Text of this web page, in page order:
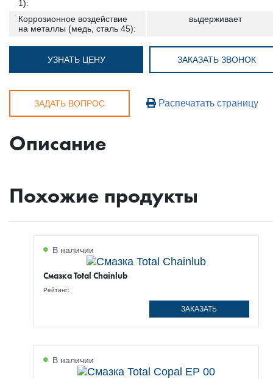
1):
Коррозионное воздействие
на металлы (медь, сталь 45):
выдерживает
УЗНАТЬ ЦЕНУ ЗАКАЗАТЬ ЗВОНОК
ЗАДАТЬ ВОПРОС Распечатать страницу
Описание
Похожие продукты
В наличии
Смазка Total Chainlub
Рейтинг:
ЗАКАЗАТЬ
В наличии